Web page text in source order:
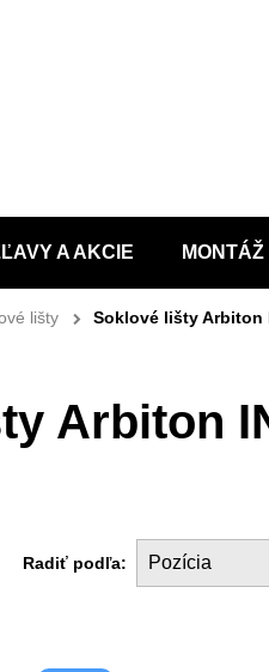
A AKCIE MONTÁŽ
lišty Soklové lišty Arbiton
Arbiton
Radiť podľa: Pozícia